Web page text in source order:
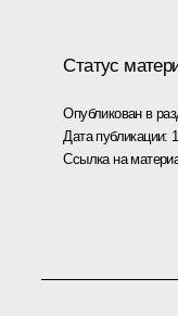
Статус
Опубликован в
Дата публикации:
Ссылка на